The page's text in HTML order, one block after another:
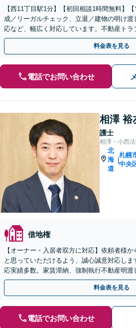
【西11丁目駅1分】【初回相談1時間無料】
成／リーガルチェック、立退／建物の明け
応など、幅広く対応しています。不動産ト
やすいため、お早めに弁護士にご依頼くださ
料金表を見る
電話でお問い合わせ
相澤 裕
護士
相澤・小西
北
海
道
|
札幌
中央
借地権
【オーナー・入居者双方に対応】依頼者様か
と思っていただけるよう、誠心誠意対応し
応実績多数。家賃滞納、強制執行不動産明
【休日・夜間面談可】
料金表を見る
電話でお問い合わせ